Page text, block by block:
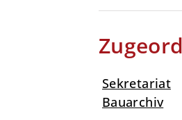
Sekretariat
Bauarchiv